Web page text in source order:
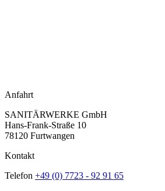
Anfahrt
SANITÄRWERKE GmbH
Hans-Frank-Straße 10
78120 Furtwangen
Kontakt
Telefon +49 (0) 7723 - 92 91 65